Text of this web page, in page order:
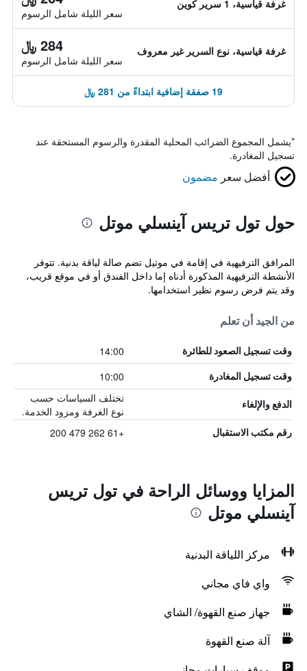
غرفة قياسية، 1 سرير كوين
سعر الليلة شامل الرسوم
غرفة قياسية، نوع السرير غير معروف 284 ﷼
سعر الليلة شامل الرسوم
19 صفقة إضافية ابتداءً من 281 ﷼
*يشمل المجموع الضرائب المحلية المقدرة والرسوم المستحقة عند
تسجيل المغادرة.
أفضل سعر مضمون
حول تول تريس آينسلي موتل
المرافق الترفيهية في إقامة في موتيل تضم صالة لياقة بدنية. تتوفر
الأنشطة الترفيهية المذكورة أدناه إما داخل الفندق أو في موقع قريب،
وقد يتم فرض رسوم نظير استخدامها.
من الجيد أن تعلم
وقت تسجيل الصعود للطائرة 14:00
وقت تسجيل المغادرة 10:00
الدفع والإلغاء
تختلف السياسات حسب
نوع الغرفة ومزود الخدمة.
رقم مكتب الاستقبال +61 262 479 200
المزايا ووسائل الراحة في تول تريس
آينسلي موتل
مركز اللياقة البدنية
واي فاي مجاني
جهاز صنع القهوة/ الشاي
آلة صنع القهوة